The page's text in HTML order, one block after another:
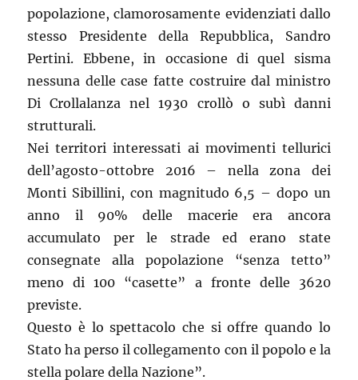
popolazione, clamorosamente evidenziati dallo
stesso Presidente della Repubblica, Sandro
Pertini. Ebbene, in occasione di quel sisma
nessuna delle case fatte costruire dal ministro
Di Crollalanza nel 1930 crollò o subì danni
strutturali.
Nei territori interessati ai movimenti tellurici
dell’agosto-ottobre 2016 – nella zona dei
Monti Sibillini, con magnitudo 6,5 – dopo un
anno il 90% delle macerie era ancora
accumulato per le strade ed erano state
consegnate alla popolazione “senza tetto”
meno di 100 “casette” a fronte delle 3620
previste.
Questo è lo spettacolo che si offre quando lo
Stato ha perso il collegamento con il popolo e la
stella polare della Nazione”.